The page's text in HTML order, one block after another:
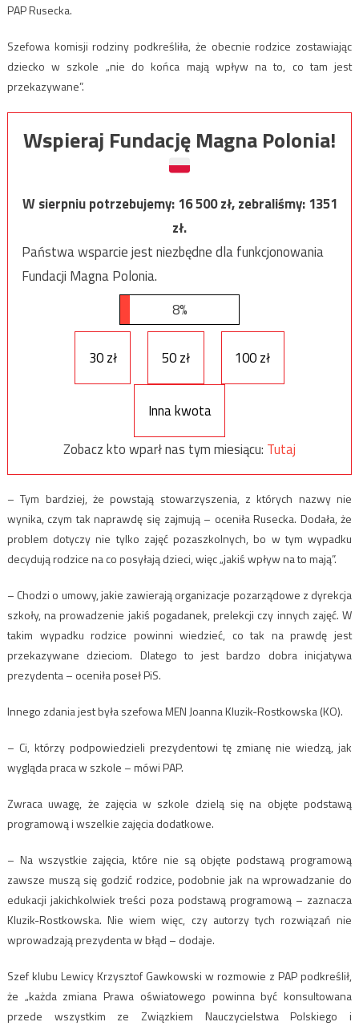
PAP Rusecka.
Szefowa komisji rodziny podkreśliła, że obecnie rodzice zostawiając
dziecko w szkole „nie do końca mają wpływ na to, co tam jest
przekazywane”.
Wspieraj Fundację Magna Polonia!
W sierpniu potrzebujemy:16 500zł, zebraliśmy:1351
zł.
Państwa wsparcie jest niezbędne dla funkcjonowania
Fundacji Magna Polonia.
8%
30 zł 50 zł 100 zł
Inna kwota
Zobacz kto wparł nas tym miesiącu: Tutaj
– Tym bardziej, że powstają stowarzyszenia, z których nazwy nie
wynika, czym tak naprawdę się zajmują – oceniła Rusecka. Dodała, że
problem dotyczy nie tylko zajęć pozaszkolnych, bo w tym wypadku
decydują rodzice na co posyłają dzieci, więc „jakiś wpływ na to mają”.
– Chodzi o umowy, jakie zawierają organizacje pozarządowe z dyrekcja
szkoły, na prowadzenie jakiś pogadanek, prelekcji czy innych zajęć. W
takim wypadku rodzice powinni wiedzieć, co tak na prawdę jest
przekazywane dzieciom. Dlatego to jest bardzo dobra inicjatywa
prezydenta – oceniła poseł PiS.
Innego zdania jest była szefowa MEN Joanna Kluzik-Rostkowska (KO).
– Ci, którzy podpowiedzieli prezydentowi tę zmianę nie wiedzą, jak
wygląda praca w szkole – mówi PAP.
Zwraca uwagę, że zajęcia w szkole dzielą się na objęte podstawą
programową i wszelkie zajęcia dodatkowe.
– Na wszystkie zajęcia, które nie są objęte podstawą programową
zawsze muszą się godzić rodzice, podobnie jak na wprowadzanie do
edukacji jakichkolwiek treści poza podstawą programową – zaznacza
Kluzik-Rostkowska. Nie wiem więc, czy autorzy tych rozwiązań nie
wprowadzają prezydenta w błąd – dodaje.
Szef klubu Lewicy Krzysztof Gawkowski w rozmowie z PAP podkreślił,
że „każda zmiana Prawa oświatowego powinna być konsultowana
przede wszystkim ze Związkiem Nauczycielstwa Polskiego i